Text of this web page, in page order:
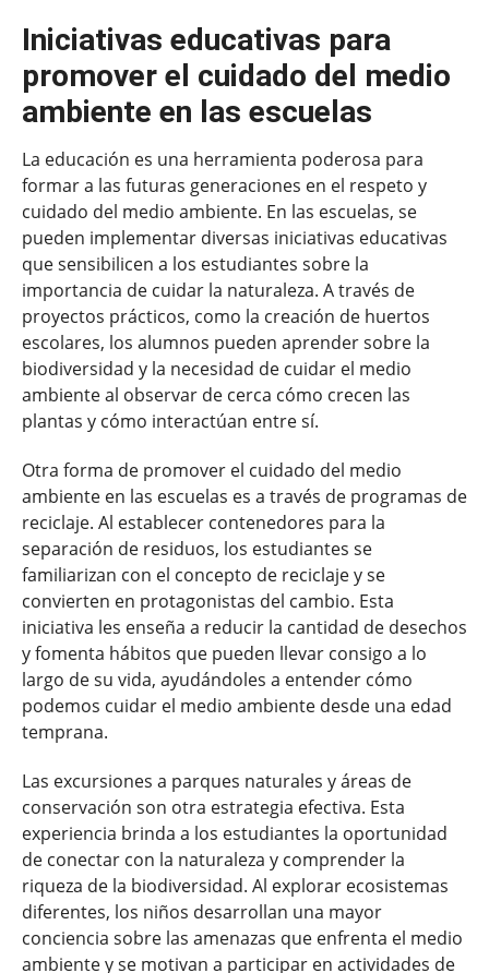
Iniciativas educativas para
promover el cuidado del medio
ambiente en las escuelas
La educación es una herramienta poderosa para
formar a las futuras generaciones en el respeto y
cuidado del medio ambiente. En las escuelas, se
pueden implementar diversas iniciativas educativas
que sensibilicen a los estudiantes sobre la
importancia de cuidar la naturaleza. A través de
proyectos prácticos, como la creación de huertos
escolares, los alumnos pueden aprender sobre la
biodiversidad y la necesidad de cuidar el medio
ambiente al observar de cerca cómo crecen las
plantas y cómo interactúan entre sí.
Otra forma de promover el cuidado del medio
ambiente en las escuelas es a través de programas de
reciclaje. Al establecer contenedores para la
separación de residuos, los estudiantes se
familiarizan con el concepto de reciclaje y se
convierten en protagonistas del cambio. Esta
iniciativa les enseña a reducir la cantidad de desechos
y fomenta hábitos que pueden llevar consigo a lo
largo de su vida, ayudándoles a entender cómo
podemos cuidar el medio ambiente desde una edad
temprana.
Las excursiones a parques naturales y áreas de
conservación son otra estrategia efectiva. Esta
experiencia brinda a los estudiantes la oportunidad
de conectar con la naturaleza y comprender la
riqueza de la biodiversidad. Al explorar ecosistemas
diferentes, los niños desarrollan una mayor
conciencia sobre las amenazas que enfrenta el medio
ambiente y se motivan a participar en actividades de